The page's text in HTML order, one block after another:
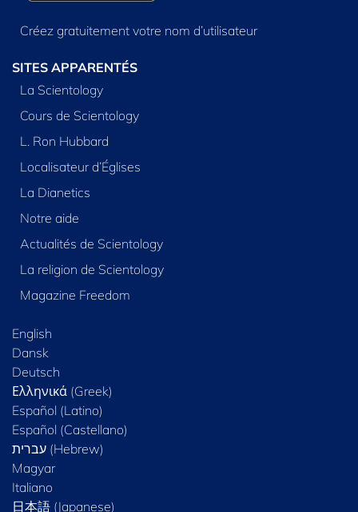
Créez gratuitement votre nom d’utilisateur
SITES APPARENTÉS
La Scientology
Cours de Scientology
L. Ron Hubbard
Localisateur d’Églises
La Dianetics
Notre aide
Actualités de Scientology
La religion de Scientology
Magazine Freedom
English
Dansk
Deutsch
Ελληνικά (Greek)
Español (Latino)
Español (Castellano)
Magyar
Italiano
日本語 (Japanese)